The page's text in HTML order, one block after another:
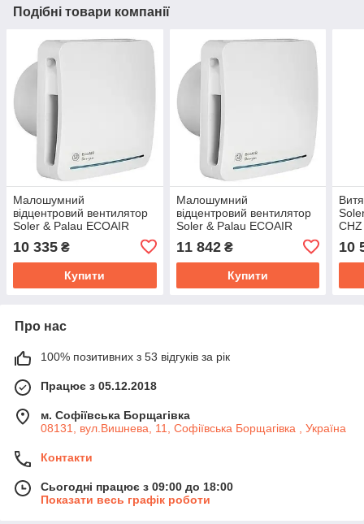
Подібні товари компанії
Малошумний
відцентровий вентилятор
Soler & Palau ECOAIR
10 335 ₴
Купити
Малошумний
відцентровий вентилятор
Soler & Palau ECOAIR
11 842₴
Купити
10
Про нас
100% позитивних з 53 відгуків за рік
Працює з 05.12.2018
м. Софіївська Борщагівка
08131, вул.Вишнева, 11, Софіївська Борщагівка , Україна
Контакти
Сьогодні працює з 09:00 до 18:00
Показати весь графік роботи